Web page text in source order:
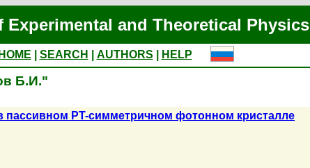
Experimental and Theoretical Physics
HOME SEARCH AUTHORS
HELP
Б.И."
PT-симметричном фотонном кристалле